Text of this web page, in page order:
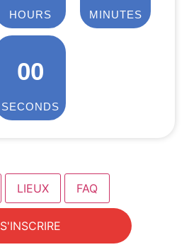
HOURS MINUTES
00
SECONDS
LIEUX FAQ
S'INSCRIRE